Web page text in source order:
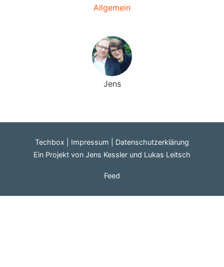
Allgemein
Jens
Techbox Impressum
Datenschutzerklärung
Ein Projekt von Jens Kessler und Lukas Leitsch
Feed